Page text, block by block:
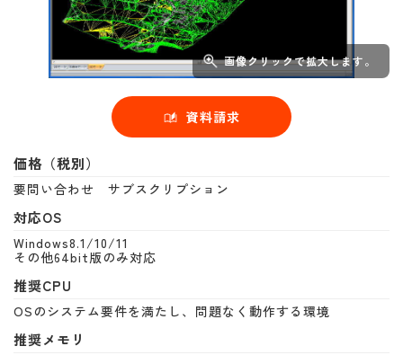
画像クリックで拡大します。
資料請求
価格（税別）
要問い合わせ サブスクリプション
対応OS
Windows8.1/10/11
その他64bit版のみ対応
推奨CPU
OSのシステム要件を満たし、問題なく動作する環境
推奨メモリ